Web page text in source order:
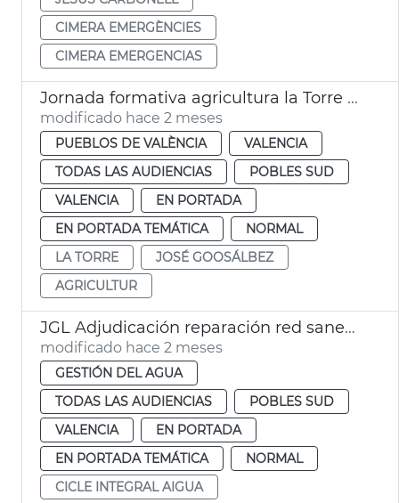
CIMERA EMERGÈNCIES
CIMERA EMERGENCIAS
Jornada formativa agricultura la Torre València
modificado hace 2 meses
PUEBLOS DE VALÈNCIA
VALENCIA
TODAS LAS AUDIENCIAS
POBLES SUD
VALENCIA
EN PORTADA
EN PORTADA TEMÁTICA
NORMAL
LA TORRE
JOSÉ GOOSÁLBEZ
AGRICULTUR
JGL Adjudicación reparación red saneamiento La Torre
modificado hace 2 meses
GESTIÓN DEL AGUA
TODAS LAS AUDIENCIAS
POBLES SUD
VALENCIA
EN PORTADA
EN PORTADA TEMÁTICA
NORMAL
CICLE INTEGRAL AIGUA